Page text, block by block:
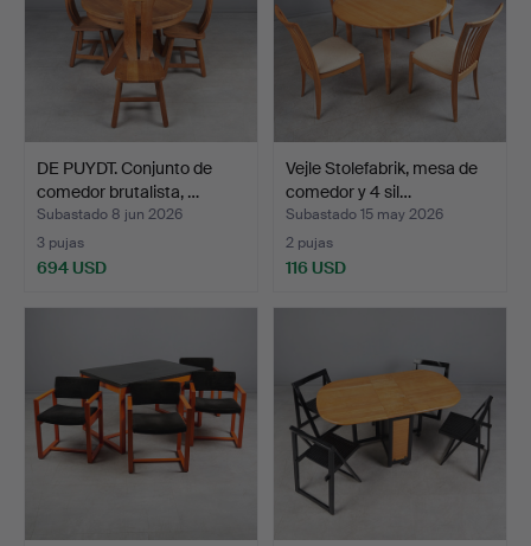
DE PUYDT. Conjunto de
comedor brutalista, …
Subastado 8 jun 2026
3 pujas
694 USD
Vejle Stolefabrik, mesa de
comedor y 4 sil…
Subastado 15 may 2026
2 pujas
116 USD